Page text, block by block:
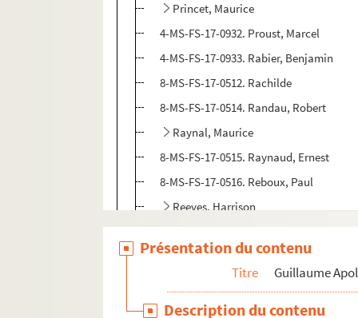
Princet, Maurice
4-MS-FS-17-0932. Proust, Marcel
4-MS-FS-17-0933. Rabier, Benjamin
8-MS-FS-17-0512. Rachilde
8-MS-FS-17-0514. Randau, Robert
Raynal, Maurice
8-MS-FS-17-0515. Raynaud, Ernest
8-MS-FS-17-0516. Reboux, Paul
Reeves, Harrison
4-MS-FS-17-0938. Régismanset, Charles
8-MS-FS-17-0517. Remacle, Adrien
8-MS-FS-17-0728. Renard, Maurice
4-MS-FS-17-0939. Retté, Adolphe
Présentation du contenu
Titre Guillaume
Description du contenu